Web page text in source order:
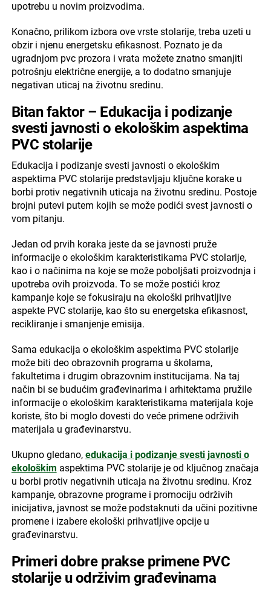
upotrebu u novim proizvodima.
Konačno, prilikom izbora ove vrste stolarije, treba uzeti u
obzir i njenu energetsku efikasnost. Poznato je da
ugradnjom pvc prozora i vrata možete znatno smanjiti
potrošnju električne energije, a to dodatno smanjuje
negativan uticaj na životnu sredinu.
Bitan faktor – Edukacija i podizanje
svesti javnosti o ekološkim aspektima
PVC stolarije
Edukacija i podizanje svesti javnosti o ekološkim
aspektima PVC stolarije predstavljaju ključne korake u
borbi protiv negativnih uticaja na životnu sredinu. Postoje
brojni putevi putem kojih se može podići svest javnosti o
vom pitanju.
Jedan od prvih koraka jeste da se javnosti pruže
informacije o ekološkim karakteristikama PVC stolarije,
kao i o načinima na koje se može poboljšati proizvodnja i
upotreba ovih proizvoda. To se može postići kroz
kampanje koje se fokusiraju na ekološki prihvatljive
aspekte PVC stolarije, kao što su energetska efikasnost,
recikliranje i smanjenje emisija.
Sama edukacija o ekološkim aspektima PVC stolarije
može biti deo obrazovnih programa u školama,
fakultetima i drugim obrazovnim institucijama. Na taj
način bi se budućim građevinarima i arhitektama pružile
informacije o ekološkim karakteristikama materijala koje
koriste, što bi moglo dovesti do veće primene održivih
materijala u građevinarstvu.
Ukupno gledano, edukacija i podizanje svesti javnosti o
ekološkim aspektima PVC stolarije je od ključnog značaja
u borbi protiv negativnih uticaja na životnu sredinu. Kroz
kampanje, obrazovne programe i promociju održivih
inicijativa, javnost se može podstaknuti da učini pozitivne
promene i izabere ekološki prihvatljive opcije u
građevinarstvu.
Primeri dobre prakse primene PVC
stolarije u održivim građevinama